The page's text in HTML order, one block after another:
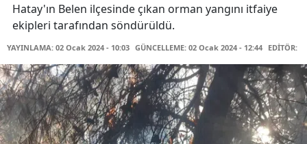
Hatay'ın Belen ilçesinde çıkan orman yangını itfaiye
ekipleri tarafından söndürüldü.
YAYINLAMA: 02 Ocak 2024 - 10:03 GÜNCELLEME: 02 Ocak 2024 - 12:44 EDİTÖR: